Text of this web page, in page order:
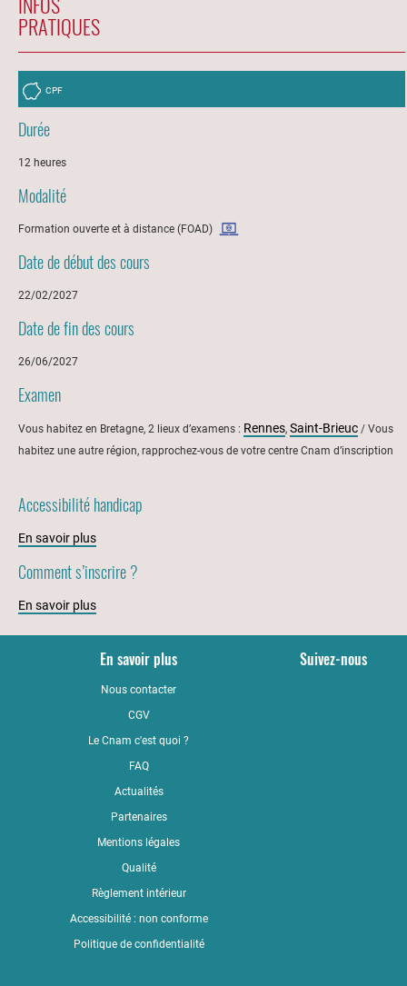
INFOS
PRATIQUES
CPF
Durée
12 heures
Modalité
Formation ouverte et à distance (FOAD)
Date de début des cours
22/02/2027
Date de fin des cours
26/06/2027
Examen
Vous habitez en Bretagne, 2 lieux d’examens : Rennes, Saint-Brieuc / Vous
habitez une autre région, rapprochez-vous de votre centre Cnam d’inscription
Accessibilité handicap
En savoir plus
Comment s’inscrire ?
En savoir plus
En savoir plus
Nous contacter
CGV
Le Cnam c'est quoi ?
FAQ
Actualités
Partenaires
Mentions légales
Qualité
Règlement intérieur
Accessibilité : non conforme
Politique de confidentialité
Suivez-nous